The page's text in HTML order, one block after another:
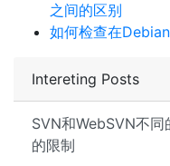
Intereting Posts
SVN和WebSVN不
的限制
之间的区别
如何检查在